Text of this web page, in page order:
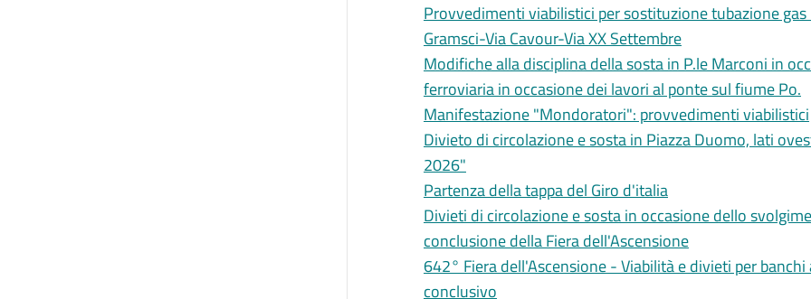
Provvedimenti viabilistici per sostituzione tubazione
Gramsci-Via Cavour-Via XX Settembre
Modifiche alla disciplina della sosta in P.le Marconi in
ferroviaria in occasione dei lavori al ponte sul fiume Po.
Manifestazione "Mondoratori": provvedimenti viabilistici
Divieto di circolazione e sosta in Piazza Duomo, lati
2026"
Partenza della tappa del Giro d'italia
Divieti di circolazione e sosta in occasione dello
conclusione della Fiera dell'Ascensione
642° Fiera dell'Ascensione - Viabilità e divieti per
conclusivo